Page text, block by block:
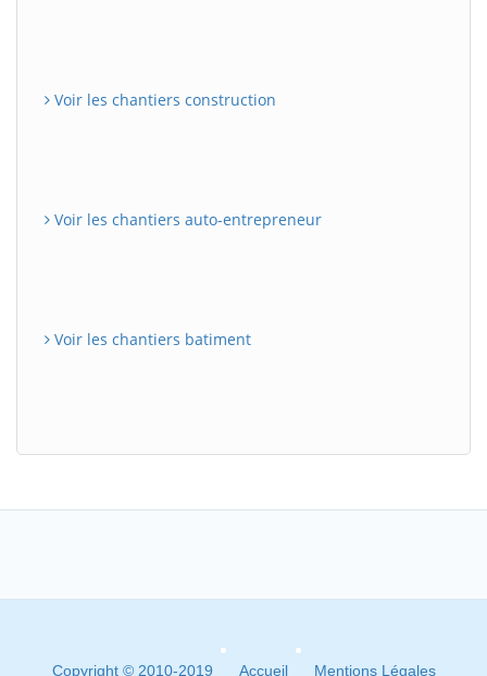
Voir les chantiers construction
Voir les chantiers auto-entrepreneur
Voir les chantiers batiment
Copyright © 2010-2019 Accueil Mentions Légales